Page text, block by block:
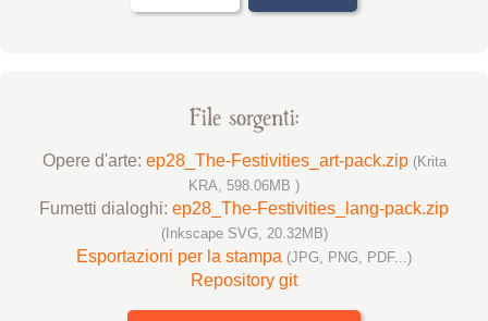
File sorgenti:
Opere d'arte: ep28_The-Festivities_art-pack.zip (Krita
KRA, 598.06MB )
Fumetti dialoghi: ep28_The-Festivities_lang-pack.zip
(Inkscape SVG, 20.32MB)
Esportazioni per la stampa (JPG, PNG, PDF...)
Repository git